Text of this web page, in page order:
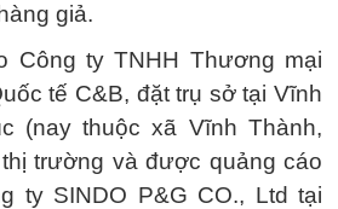
giả.
Công ty TNHH Thương mại
tế C&B, đặt trụ sở tại Vĩnh
(nay thuộc xã Vĩnh Thành,
trường và được quảng cáo
ty SINDO P&G CO., Ltd tại